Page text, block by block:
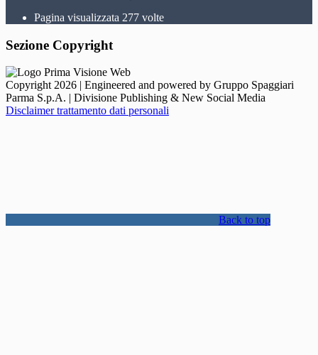
Pagina visualizzata 277 volte
Sezione Copyright
Copyright 2026 | Engineered and powered by Gruppo Spaggiari
Parma S.p.A. | Divisione Publishing & New Social Media
Disclaimer trattamento dati personali
Back to top